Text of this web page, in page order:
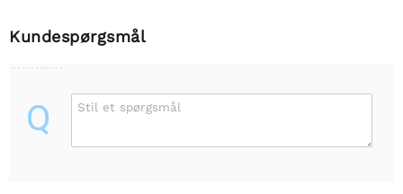
Kundespørgsmål
Q Stil et spørgsmål